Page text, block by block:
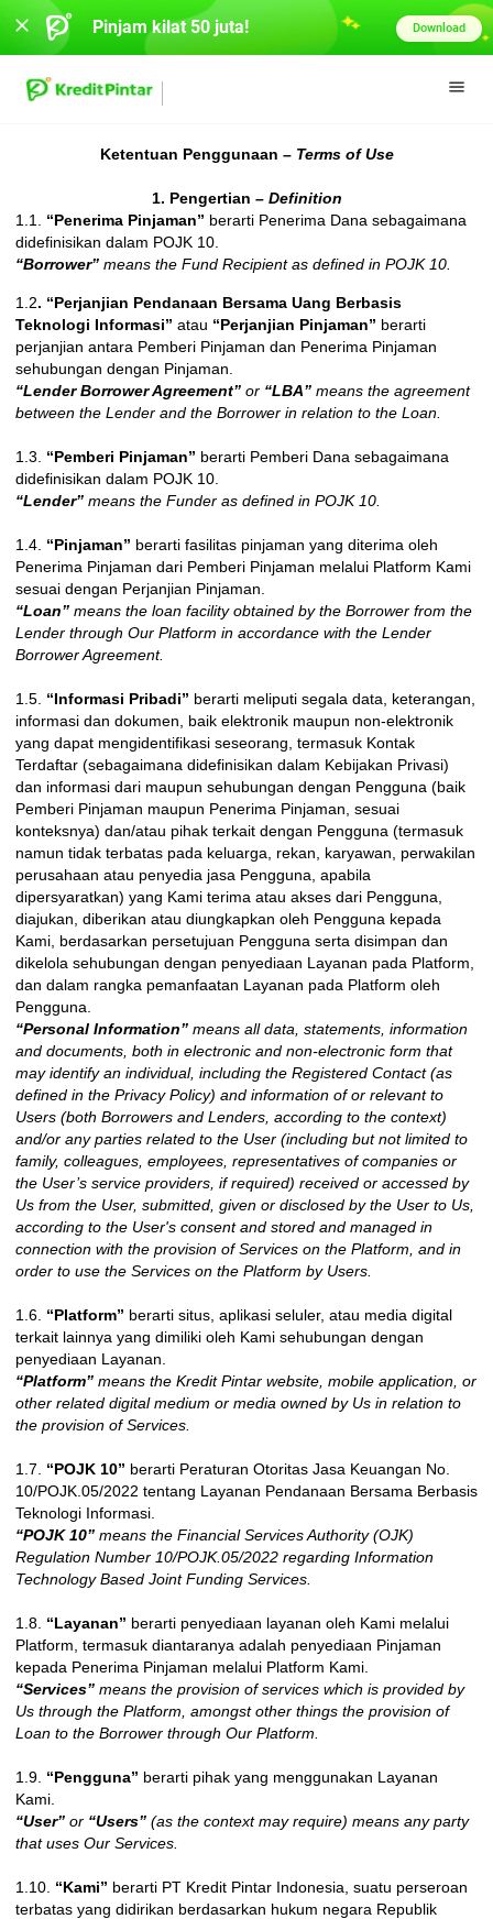
Ketentuan Penggunaan –Terms of Use
1. Pengertian – Definition
1.1.
“Penerima Pinjaman” berarti Penerima Dana sebagaimana
didefinisikan dalam POJK 10.
“Borrower” means the Fund Recipient as defined in POJK 10.
1.2. “Perjanjian Pendanaan Bersama Uang Berbasis
Teknologi Informasi” atau “Perjanjian Pinjaman” berarti
perjanjian antara Pemberi Pinjaman dan Penerima Pinjaman
sehubungan dengan Pinjaman.
“Lender Borrower Agreement” or “LBA” means the agreement
between the Lender and the Borrower in relation to the Loan.
1.3. “Pemberi Pinjaman” berarti Pemberi Dana sebagaimana
didefinisikan dalam POJK 10.
“Lender” means the Funder as defined in POJK 10.
1.4. “Pinjaman” berarti fasilitas pinjaman yang diterima oleh
Penerima Pinjaman dari Pemberi Pinjaman melalui Platform Kami
sesuai dengan Perjanjian Pinjaman.
“Loan” means the loan facility obtained by the Borrower from the
Lender through Our Platform in accordance with the Lender
Borrower Agreement.
1.5. “Informasi Pribadi” berarti meliputi segala data, keterangan,
informasi dan dokumen, baik elektronik maupun non-elektronik
yang dapat mengidentifikasi seseorang, termasuk Kontak
Terdaftar (sebagaimana didefinisikan dalam Kebijakan Privasi)
dan informasi dari maupun sehubungan dengan Pengguna (baik
Pemberi Pinjaman maupun Penerima Pinjaman, sesuai
konteksnya) dan/atau pihak terkait dengan Pengguna (termasuk
namun tidak terbatas pada keluarga, rekan, karyawan, perwakilan
perusahaan atau penyedia jasa Pengguna, apabila
dipersyaratkan) yang Kami terima atau akses dari Pengguna,
diajukan, diberikan atau diungkapkan oleh Pengguna kepada
Kami, berdasarkan persetujuan Pengguna serta disimpan dan
dikelola sehubungan dengan penyediaan Layanan pada Platform,
dan dalam rangka pemanfaatan Layanan pada Platform oleh
Pengguna.
“Personal Information” means all data, statements, information
and documents, both in electronic and non-electronic form that
may identify an individual, including the Registered Contact (as
defined in the Privacy Policy) and information of or relevant to
Users (both Borrowers and Lenders, according to the context)
and/or any parties related to the User (including but not limited to
family, colleagues, employees, representatives of companies or
the User’s service providers, if required) received or accessed by
Us from the User, submitted, given or disclosed by the User to Us,
according to the User's consent and stored and managed in
connection with the provision of Services on the Platform, and in
order to use the Services on the Platform by Users.
1.6. “Platform” berarti situs, aplikasi seluler, atau media digital
terkait lainnya yang dimiliki oleh Kami sehubungan dengan
penyediaan Layanan.
“Platform” means the Kredit Pintar website, mobile application, or
other related digital medium or media owned by Us in relation to
the provision of Services.
1.7. “POJK 10” berarti Peraturan Otoritas Jasa Keuangan No.
10/POJK.05/2022 tentang Layanan Pendanaan Bersama Berbasis
Teknologi Informasi.
“POJK 10” means the Financial Services Authority (OJK)
Regulation Number 10/POJK.05/2022 regarding Information
Technology Based Joint Funding Services.
1.8. “Layanan” berarti penyediaan layanan oleh Kami melalui
Platform, termasuk diantaranya adalah penyediaan Pinjaman
kepada Penerima Pinjaman melalui Platform Kami.
“Services” means the provision of services which is provided by
Us through the Platform, amongst other things the provision of
Loan to the Borrower through Our Platform.
1.9. “Pengguna” berarti pihak yang menggunakan Layanan
Kami.
“User” or “Users” (as the context may require) means any party
that uses Our Services.
1.10. “Kami” berarti PT Kredit Pintar Indonesia, suatu perseroan
terbatas yang didirikan berdasarkan hukum negara Republik
Pinjam kilat 50 juta! Download